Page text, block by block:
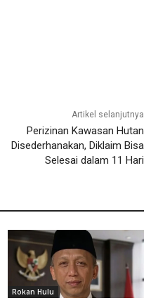
Artikel selanjutnya
Perizinan Kawasan Hutan
Disederhanakan, Diklaim Bisa
Selesai dalam 11 Hari
Rokan Hulu